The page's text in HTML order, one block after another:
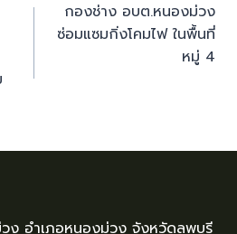
กองช่าง อบต.หนองม่วง
ซ่อมแซมกิ่งโคมไฟ ในพื้นที่
หมู่ 4
ง อำเภอหนองม่วง จังหวัดลพบุรี